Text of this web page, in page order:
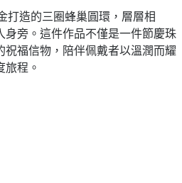
打造的三圈蜂巢圓環，層層相
身旁。這件作品不僅是一件節慶珠
祝福信物，陪伴佩戴者以溫潤而耀
旅程。